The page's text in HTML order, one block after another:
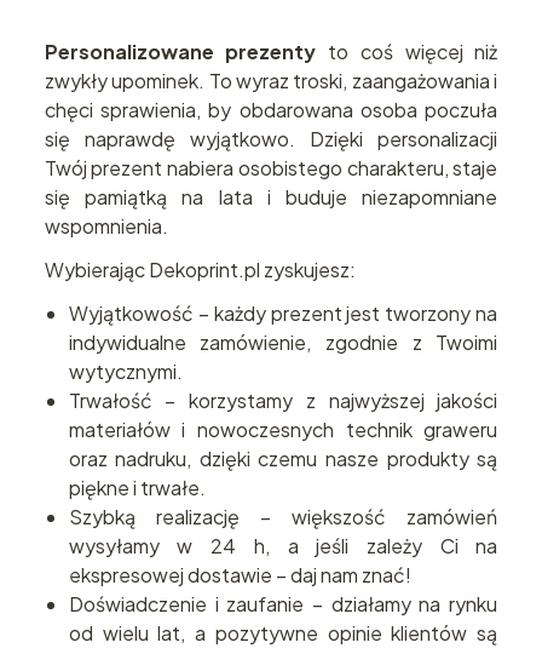
Personalizowane prezenty to coś więcej niż
zwykły upominek. To wyraz troski, zaangażowania i
chęci sprawienia, by obdarowana osoba poczuła
się naprawdę wyjątkowo. Dzięki personalizacji
Twój prezent nabiera osobistego charakteru, staje
się pamiątką na lata i buduje niezapomniane
wspomnienia.
Wybierając Dekoprint.pl zyskujesz:
Wyjątkowość – każdy prezent jest tworzony na
indywidualne zamówienie, zgodnie z Twoimi
wytycznymi.
Trwałość – korzystamy z najwyższej jakości
materiałów i nowoczesnych technik graweru
oraz nadruku, dzięki czemu nasze produkty są
piękne i trwałe.
Szybką realizację – większość zamówień
wysyłamy w 24 h, a jeśli zależy Ci na
ekspresowej dostawie – daj nam znać!
Doświadczenie i zaufanie – działamy na rynku
od wielu lat, a pozytywne opinie klientów są